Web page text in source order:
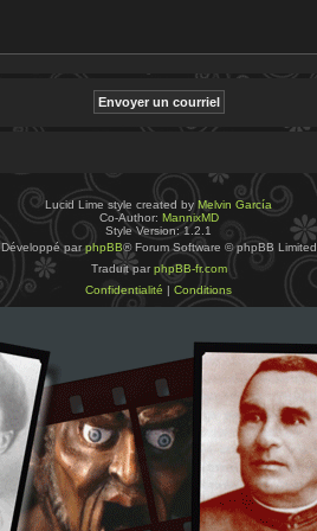
Lucid Lime style created by Melvin García
Co-Author: MannixMD
Style Version: 1.2.1
Développé parphpBB® Forum Software © phpBB Limited
Traduit par phpBB-fr.com
Confidentialité | Conditions